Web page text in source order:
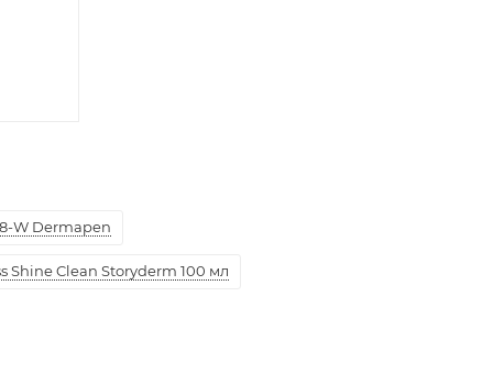
W Dermapen
Shine Clean Storyderm 100 мл